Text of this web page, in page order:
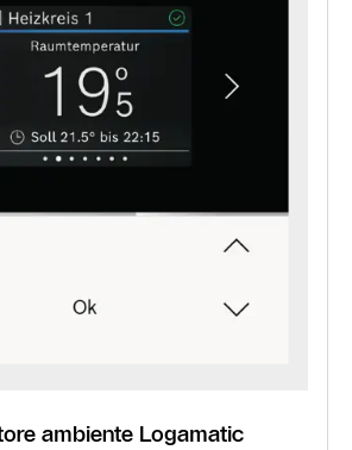
ambiente Logamatic